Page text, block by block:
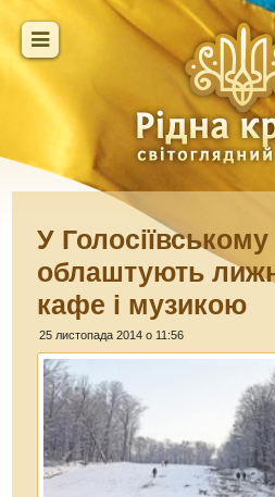
У
облаштують
кафе і музикою
25 листопада 2014 о 11:56